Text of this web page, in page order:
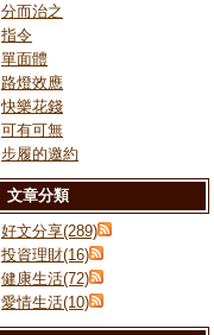
分而治之
指令
單面體
路燈效應
快樂花錢
可有可無
步履的邀約
文章分類
好文分享(289)
投資理財(16)
健康生活(72)
愛情生活(10)